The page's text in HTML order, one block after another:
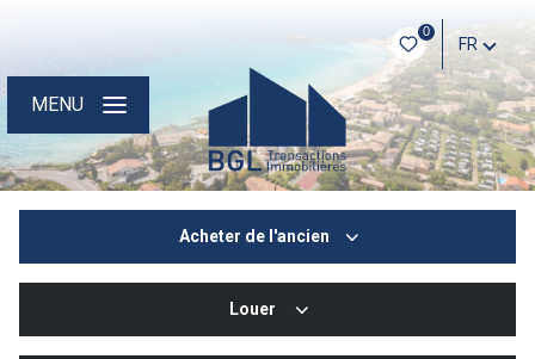
0
FR
MENU
Acheter de l'ancien
De l'immo pro
Louer